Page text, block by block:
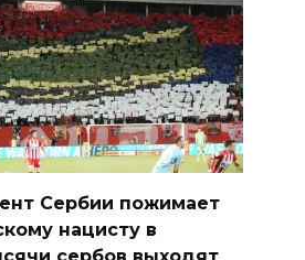
Сербии пожимает
нацисту в
сербов выходят